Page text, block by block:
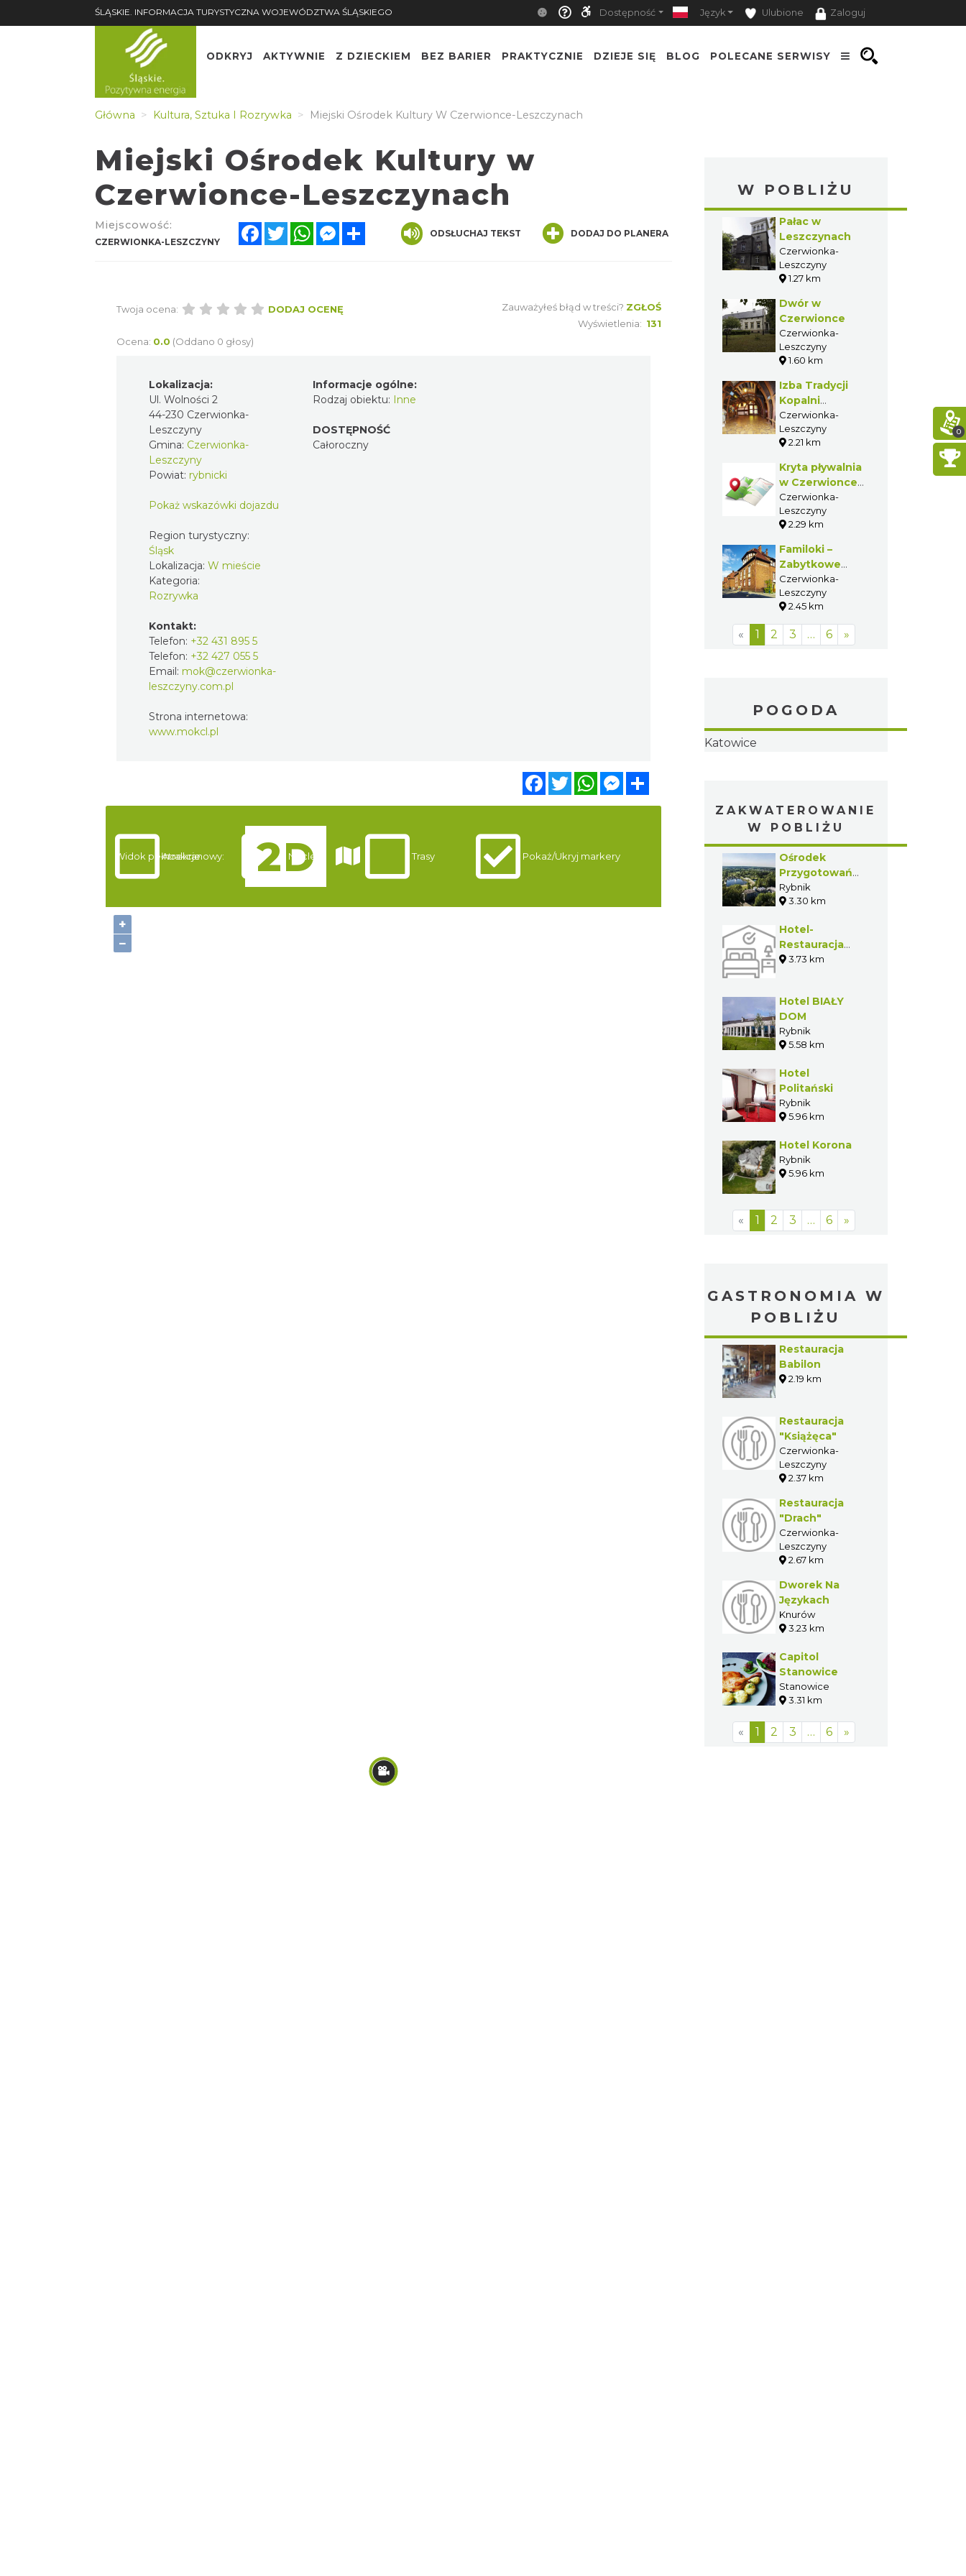
ŚLĄSKIE. INFORMACJA TURYSTYCZNA WOJEWÓDZTWA ŚLĄSKIEGO Dostępność Język Ulubione Zaloguj
ODKRYJ AKTYWNIE Z DZIECKIEM BEZ BARIER PRAKTYCZNIE DZIEJE SIĘ BLOG POLECANE SERWISY
Główna Kultura, Sztuka I Rozrywka Miejski Ośrodek Kultury W Czerwionce-Leszczynach
Miejski Ośrodek Kultury w
Czerwionce-Leszczynach
Miejscowość:
CZERWIONKA-LESZCZYNY
FacebookTwitterWhatsAppMessenger ODSŁUCHAJ TEKST DODAJ DO PLANERA
Twoja ocena: DODAJ OCENĘ
Ocena: 0.0 (Oddano 0 głosy)
Zauważyłeś błąd w treści? ZGŁOŚ
Wyświetlenia: 131
Lokalizacja:
Ul. Wolności 2
44-230 Czerwionka-
Leszczyny
Gmina: Czerwionka-
Leszczyny
Powiat: rybnicki
Pokaż wskazówki dojazdu
Region turystyczny:
Śląsk
Lokalizacja: W mieście
Kategoria:
Rozrywka
Kontakt:
Telefon: +32 431 895 5
Telefon: +32 427 055 5
Email: mok@czerwionka-
leszczyny.com.pl
Strona internetowa:
www.mokcl.pl
Informacje ogólne:
Rodzaj obiektu: Inne
DOSTĘPNOŚĆ
Całoroczny
FacebookTwitterWhatsAppMessenger
+
−
Widok pełnoekranowy:
Atrakcje Noclegi Trasy Pokaż/Ukryj markery
W POBLIŻU
Pałac w
Leszczynach
Czerwionka-
Leszczyny
1.27 km
Dwór w
Czerwionce
Czerwionka-
Leszczyny
1.60 km
Izba Tradycji
Kopalni
„Dębieńsko”
Czerwionka-
Leszczyny
2.21 km
Kryta pływalnia
w Czerwionce-
Leszczynach
Czerwionka-
Leszczyny
2.29 km
Familoki –
Zabytkowe
Osiedle
Patronackie
kopalni
„Dębieńsko”
Czerwionka-
Leszczyny
2.45 km
« 1 2 3 … 6 »
POGODA
ZAKWATEROWANIE
Ośrodek
Przygotowań
Hotel-
Restauracja
Olimpia
3.73 km
Hotel BIAŁY
DOM
Rybnik
Hotel
Politański
Hotel Korona
1 2 3 … 6
GASTRONOMIA W
Restauracja
Babilon
2.19 km
Restauracja
"Książęca"
Czerwionka-
Leszczyny
Restauracja
"Drach"
Czerwionka-
Leszczyny
2.67 km
Dworek Na
Językach
Knurów
Capitol
0